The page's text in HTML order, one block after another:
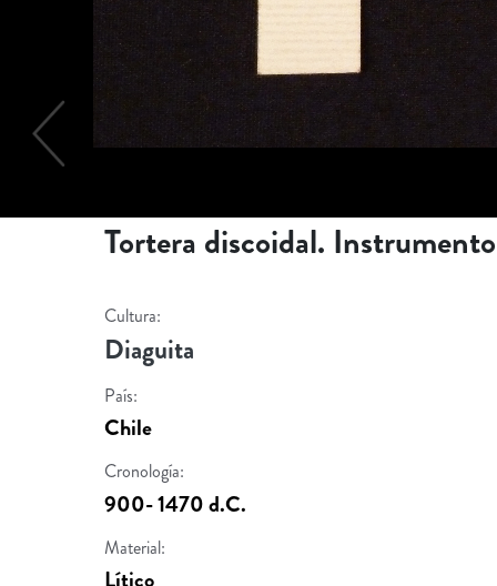
Tortera discoidal.
Cultura:
Diaguita
País:
Chile
Cronología:
900- 1470 d.C.
Material: